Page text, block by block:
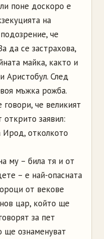
поне доскоро е
на
че
да се застрахова,
майка, както и
Аристобул. След
мъжка рожба.
че великият
заявил:
отколкото
му – била тя и от
– е най-опасната
от векове
цар, който ще
за пет
ще ознаменуват